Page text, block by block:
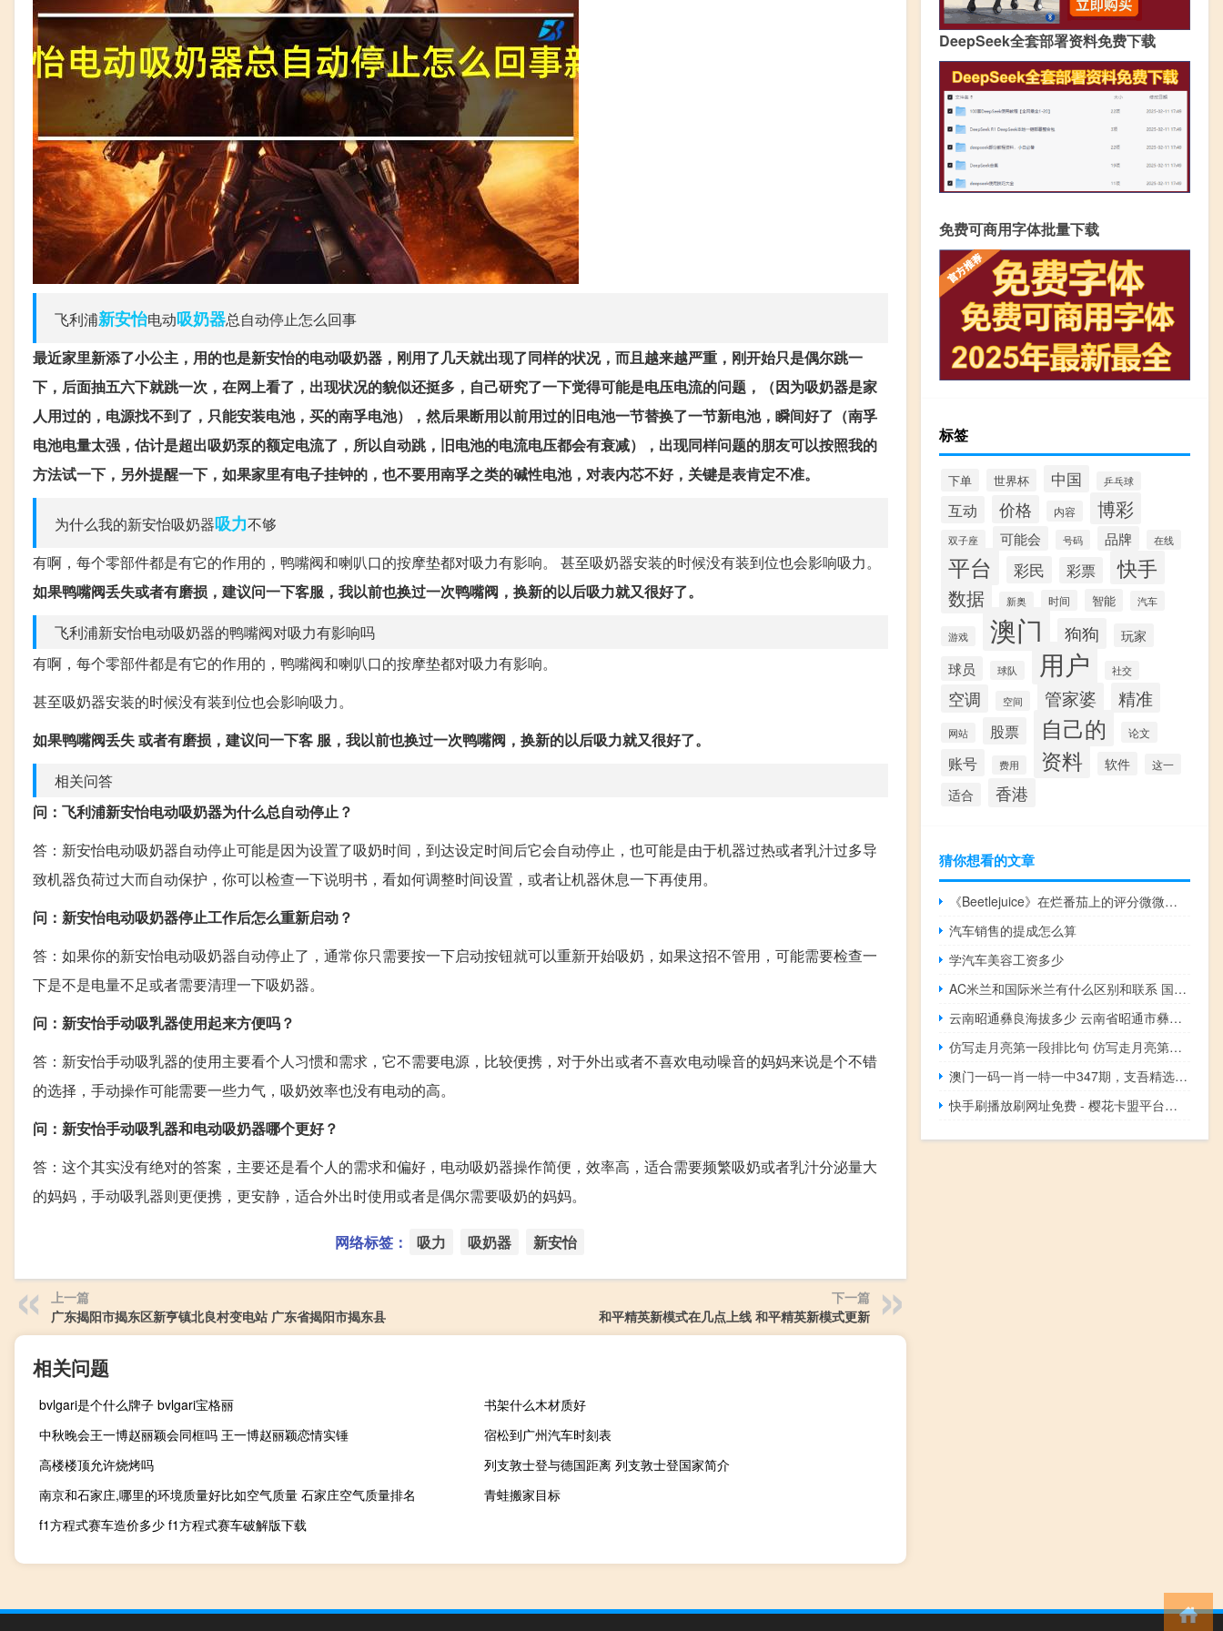
飞利浦新安怡电动吸奶器总自动停止怎么回事
最近家里新添了小公主，用的也是新安怡的电动吸奶器，刚用了几天就出现了同样的状况，而且越来越严重，刚开始只是偶尔跳一
下，后面抽五六下就跳一次，在网上看了，出现状况的貌似还挺多，自己研究了一下觉得可能是电压电流的问题，（因为吸奶器是家
人用过的，电源找不到了，只能安装电池，买的南孚电池），然后果断用以前用过的旧电池一节替换了一节新电池，瞬间好了（南孚
电池电量太强，估计是超出吸奶泵的额定电流了，所以自动跳，旧电池的电流电压都会有衰减），出现同样问题的朋友可以按照我的
方法试一下，另外提醒一下，如果家里有电子挂钟的，也不要用南孚之类的碱性电池，对表内芯不好，关键是表肯定不准。
为什么我的新安怡吸奶器吸力不够
有啊，每个零部件都是有它的作用的，鸭嘴阀和喇叭口的按摩垫都对吸力有影响。 甚至吸奶器安装的时候没有装到位也会影响吸力。
如果鸭嘴阀丢失或者有磨损，建议问一下客服，我以前也换过一次鸭嘴阀，换新的以后吸力就又很好了。
飞利浦新安怡电动吸奶器的鸭嘴阀对吸力有影响吗
有啊，每个零部件都是有它的作用的，鸭嘴阀和喇叭口的按摩垫都对吸力有影响。
甚至吸奶器安装的时候没有装到位也会影响吸力。
如果鸭嘴阀丢失 或者有磨损，建议问一下客 服，我以前也换过一次鸭嘴阀，换新的以后吸力就又很好了。
相关问答
问：飞利浦新安怡电动吸奶器为什么总自动停止？
答：新安怡电动吸奶器自动停止可能是因为设置了吸奶时间，到达设定时间后它会自动停止，也可能是由于机器过热或者乳汁过多导
致机器负荷过大而自动保护，你可以检查一下说明书，看如何调整时间设置，或者让机器休息一下再使用。
问：新安怡电动吸奶器停止工作后怎么重新启动？
答：如果你的新安怡电动吸奶器自动停止了，通常你只需要按一下启动按钮就可以重新开始吸奶，如果这招不管用，可能需要检查一
下是不是电量不足或者需要清理一下吸奶器。
问：新安怡手动吸乳器使用起来方便吗？
答：新安怡手动吸乳器的使用主要看个人习惯和需求，它不需要电源，比较便携，对于外出或者不喜欢电动噪音的妈妈来说是个不错
的选择，手动操作可能需要一些力气，吸奶效率也没有电动的高。
问：新安怡手动吸乳器和电动吸奶器哪个更好？
答：这个其实没有绝对的答案，主要还是看个人的需求和偏好，电动吸奶器操作简便，效率高，适合需要频繁吸奶或者乳汁分泌量大
的妈妈，手动吸乳器则更便携，更安静，适合外出时使用或者是偶尔需要吸奶的妈妈。
网络标签： 吸力 吸奶器 新安怡
上一篇
广东揭阳市揭东区新亨镇北良村变电站 广东省揭阳市揭东县
下一篇
和平精英新模式在几点上线 和平精英新模式更新
相关问题
bvlgari是个什么牌子 bvlgari宝格丽
书架什么木材质好
中秋晚会王一博赵丽颖会同框吗 王一博赵丽颖恋情实锤
宿松到广州汽车时刻表
高楼楼顶允许烧烤吗
列支敦士登与德国距离 列支敦士登国家简介
南京和石家庄,哪里的环境质量好比如空气质量 石家庄空气质量排名
青蛙搬家目标
f1方程式赛车造价多少 f1方程式赛车破解版下载
DeepSeek全套部署资料免费下载
免费可商用字体批量下载
标签
下单 世界杯 中国 乒乓球
互动 价格 内容 博彩
双子座 可能会 号码 品牌 在线
平台 彩民 彩票 快手
数据 新奥 时间 智能 汽车
游戏 澳门 狗狗 玩家
球员 球队 用户 社交
空调 空间 管家婆 精准
网站 股票 自己的 论文
账号 费用 资料 软件 这一
适合 香港
猜你想看的文章
《Beetlejuice》在烂番茄上的评分微微领先于原版电影的82%
汽车销售的提成怎么算
学汽车美容工资多少
AC米兰和国际米兰有什么区别和联系 国际米兰vsac米兰
云南昭通彝良海拔多少 云南省昭通市彝良县
仿写走月亮第一段排比句 仿写走月亮第六自然段
澳门一码一肖一特一中347期，支吾精选答案落实_知音版657.906
快手刷播放刷网址免费 - 樱花卡盟平台登录